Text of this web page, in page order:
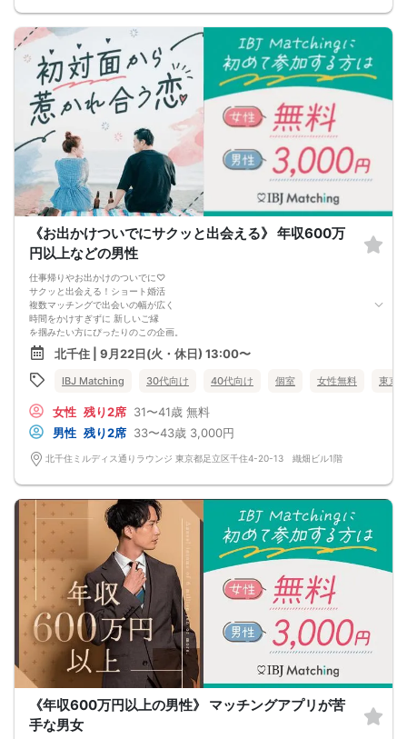
《お出かけついでにサクッと出会える》 年収600万
円以上などの男性
仕事帰りやお出かけのついでに♡
サクッと出会える！ショート婚活
複数マッチングで出会いの幅が広く
時間をかけすぎずに 新しいご縁
を掴みたい方にぴったりのこの企画。
「今日は、少しだけ誰かと話してみたい」
そんな気分で気軽に参加を♡
北千住 | 9月22日(火・休日) 13:00〜
IBJ Matching 30代向け 40代向け 個室 女性無料 東京
女性 残り2席 31〜41歳 無料
男性 残り2席 33〜43歳 3,000円
北千住ミルディス通りラウンジ 東京都足立区千住4-20-13 織畑ビル1階
《年収600万円以上の男性》 マッチングアプリが苦
手な男女